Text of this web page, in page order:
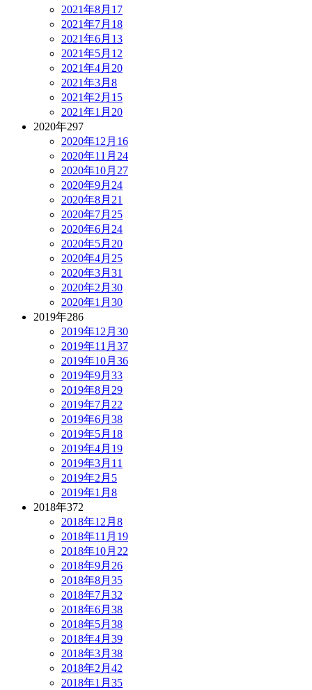
2021年8月 17
2021年7月 18
2021年6月 13
2021年5月 12
2021年4月 20
2021年3月 8
2021年2月 15
2021年1月 20
2020年297
2020年12月 16
2020年11月 24
2020年10月 27
2020年9月 24
2020年8月 21
2020年7月 25
2020年6月 24
2020年5月 20
2020年4月 25
2020年3月 31
2020年2月 30
2020年1月 30
2019年286
2019年12月 30
2019年11月 37
2019年10月 36
2019年9月 33
2019年8月 29
2019年7月 22
2019年6月 38
2019年5月 18
2019年4月 19
2019年3月 11
2019年2月 5
2019年1月 8
2018年372
2018年12月 8
2018年11月 19
2018年10月 22
2018年9月 26
2018年8月 35
2018年7月 32
2018年6月 38
2018年5月 38
2018年4月 39
2018年3月 38
2018年2月 42
2018年1月 35